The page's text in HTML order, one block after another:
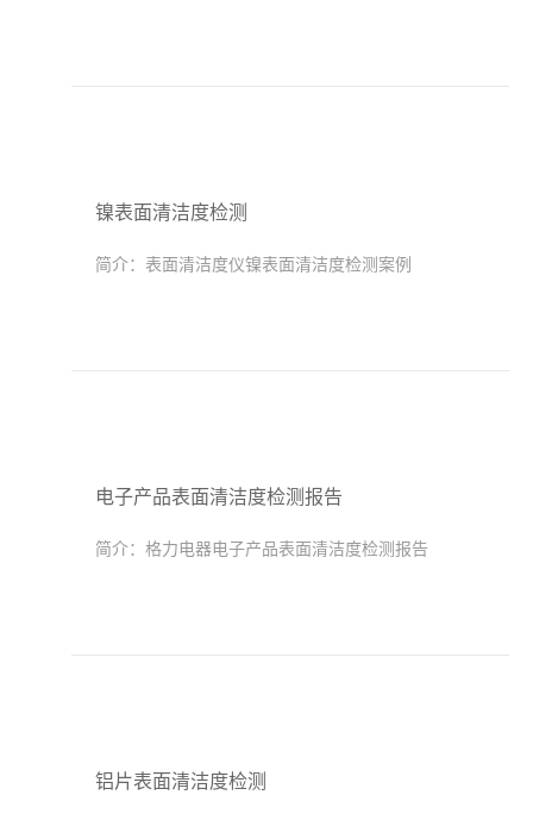
镍表面清洁度检测
简介： 表面清洁度仪镍表面清洁度检测案例
电子产品表面清洁度检测报告
简介： 格力电器电子产品表面清洁度检测报告
铝片表面清洁度检测